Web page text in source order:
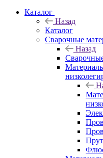
Каталог
Назад
Каталог
Сварочные
Назад